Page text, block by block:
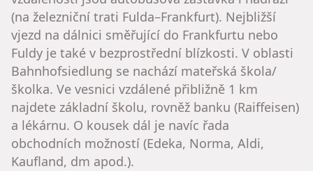
(na železniční trati Fulda–Frankfurt). Nejbližší
vjezd na dálnici směřující do Frankfurtu nebo
Fuldy je také v bezprostřední blízkosti. V oblasti
Bahnhofsiedlung se nachází mateřská škola/
školka. Ve vesnici vzdálené přibližně 1 km
najdete základní školu, rovněž banku (Raiffeisen)
a lékárnu. O kousek dál je navíc řada
obchodních možností (Edeka, Norma, Aldi,
Kaufland, dm apod.).